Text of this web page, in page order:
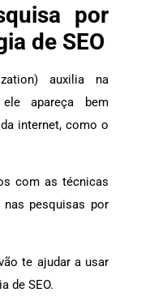
por
de SEO
auxilia na
apareça bem
internet, como o
com as técnicas
pesquisas por
te ajudar a usar
de SEO.